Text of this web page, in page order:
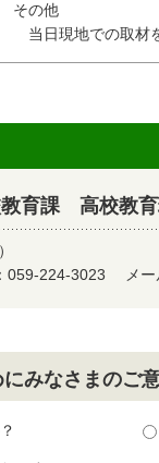
その他
日現地での取材を希
育課 高校教
059-224-3023 メ
みなさまのご